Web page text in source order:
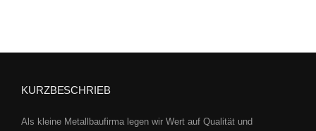
KURZBESCHRIEB
Als kleine Metallbaufirma legen wir Wert auf Qualität und